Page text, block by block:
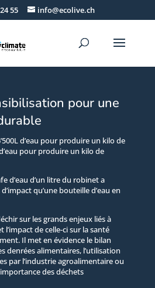
55 info@ecolive.ch
pour une
d’eau pour produire un kilo de
pour produire un kilo de
d’eau d’un litre du robinet a
qu’une bouteille d’eau en
sur les grands enjeux liés à
l’impact de celle-ci sur la santé
Il met en évidence le bilan
denrées alimentaires, l’utilisation
par l’industrie agroalimentaire ou
des déchets